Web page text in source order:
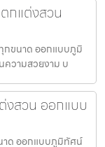
กแต่งสวน
กขนาด ออกแบบภูมิ
ความสวยงาม บ
สวน ออกแบบ
ด ออกแบบภูมิทัศน์